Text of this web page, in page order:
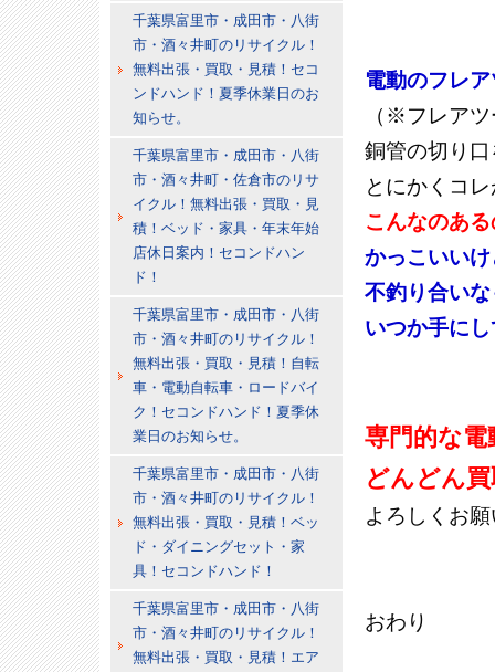
電動のフレ
（※フレア
銅管の切り
とにかくコ
こんなのあ
かっこいい
不釣り合い
いつか手に
専門的な
どんどん
よろしくお
おわり
千葉県富里市・成田市・八街
市・酒々井町のリサイクル！
無料出張・買取・見積！セコ
ンドハンド！夏季休業日のお
知らせ。
千葉県富里市・成田市・八街
市・酒々井町・佐倉市のリサ
イクル！無料出張・買取・見
積！ベッド・家具・年末年始
店休日案内！セコンドハン
ド！
千葉県富里市・成田市・八街
市・酒々井町のリサイクル！
無料出張・買取・見積！自転
車・電動自転車・ロードバイ
ク！セコンドハンド！夏季休
業日のお知らせ。
千葉県富里市・成田市・八街
市・酒々井町のリサイクル！
無料出張・買取・見積！ベッ
ド・ダイニングセット・家
具！セコンドハンド！
千葉県富里市・成田市・八街
市・酒々井町のリサイクル！
無料出張・買取・見積！エア